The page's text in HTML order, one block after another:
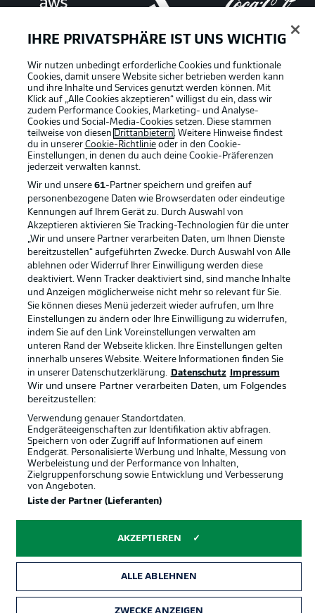
Rechtliche Hinweise Voreinstellungen verwalten
Datenschutz Nutzungsbedingungen
Broadcaster Kontakt
Jobs Impressum
Partner Spieler
Liveticker AGB
© 2026 Bundesliga-Gruppe GmbH
Anzeige Modus
IHRE PRIVATSPHÄRE IST UNS WICHTIG
Wir nutzen unbedingt erforderliche Cookies und funktionale
Cookies, damit unsere Website sicher betrieben werden kann
und ihre Inhalte und Services genutzt werden können. Mit
Klick auf „Alle Cookies akzeptieren“ willigst du ein, dass wir
zudem Performance Cookies, Marketing- und Analyse-
Cookies und Social-Media-Cookies setzen. Diese stammen
teilweise von diesen Drittanbietern. Weitere Hinweise findest
du in unserer Cookie-Richtlinieoder in den Cookie-
Einstellungen, in denen du auch deine Cookie-Präferenzen
jederzeit verwalten kannst.
Wir und unsere 61-Partner speichern und greifen auf
personenbezogene Daten wie Browserdaten oder eindeutige
Kennungen auf Ihrem Gerät zu. Durch Auswahl von
Akzeptieren aktivieren Sie Tracking-Technologien für die unter
„Wir und unsere Partner verarbeiten Daten, um Ihnen Dienste
bereitzustellen“ aufgeführten Zwecke. Durch Auswahl von Alle
ablehnen oder Widerruf Ihrer Einwilligung werden diese
deaktiviert. Wenn Tracker deaktiviert sind, sind manche Inhalte
und Anzeigen möglicherweise nicht mehr so relevant für Sie.
Sie können dieses Menü jederzeit wieder aufrufen, um Ihre
Einstellungen zu ändern oder Ihre Einwilligung zu widerrufen,
indem Sie auf den Link Voreinstellungen verwalten am
unteren Rand der Webseite klicken. Ihre Einstellungen gelten
innerhalb unseres Website. Weitere Informationen finden Sie
in unserer Datenschutzerklärung.
Datenschutz Impressum
Wir und unsere Partner verarbeiten Daten, um Folgendes
bereitzustellen:
Verwendung genauer Standortdaten.
Endgeräteeigenschaften zur Identifikation aktiv abfragen.
Speichern von oder Zugriff auf Informationen auf einem
Endgerät. Personalisierte Werbung und Inhalte, Messung von
Werbeleistung und der Performance von Inhalten,
Zielgruppenforschung sowie Entwicklung und Verbesserung
von Angeboten.
Liste der Partner (Lieferanten)
AKZEPTIEREN
ALLE ABLEHNEN